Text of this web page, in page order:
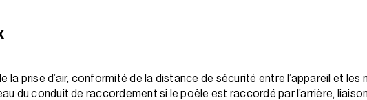
la prise d’air, conformité de la distance de sécurité entre l’appareil et les
du conduit de raccordement si le poêle est raccordé par l’arrière,